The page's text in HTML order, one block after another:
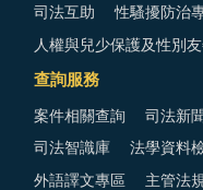
司法互助 性騷擾防治
人權與兒少保護及性別
查詢服務
案件相關查詢 司法新
司法智識庫 法學資料
外語譯文專區 主管法